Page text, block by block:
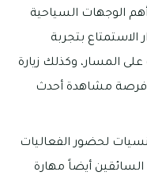
الوجهات السياحية
الاستمتاع بتجربة
على المسار، وكذلك زيارة
فرصة مشاهدة أحدث
لحضور الفعاليات
السائقين أيضاً مهارة